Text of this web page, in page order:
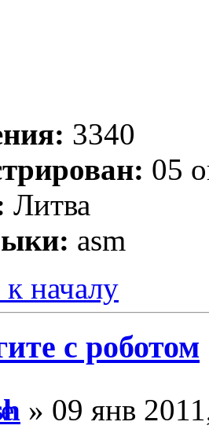
3340
05
Литва
asm
началу
с роботом
» 09 янв